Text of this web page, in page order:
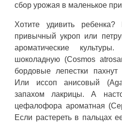
сбор урожая в маленькое
Хотите удивить
привычный укроп или
ароматические
шоколадную (Cosmos
бордовые лепестки пахнут
Или иссоп анисовый
запахом лакрицы. А
цефалофора ароматная
Если растереть в пальцах